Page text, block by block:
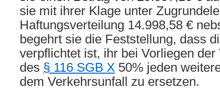
sie mit ihrer Klage unter
Haftungsverteilung 14.998,58 €
begehrt sie die Feststellung, dass
verpflichtet ist, ihr bei Vorliegen der
des § 116 SGB X 50% jeden
dem Verkehrsunfall zu ersetzen.